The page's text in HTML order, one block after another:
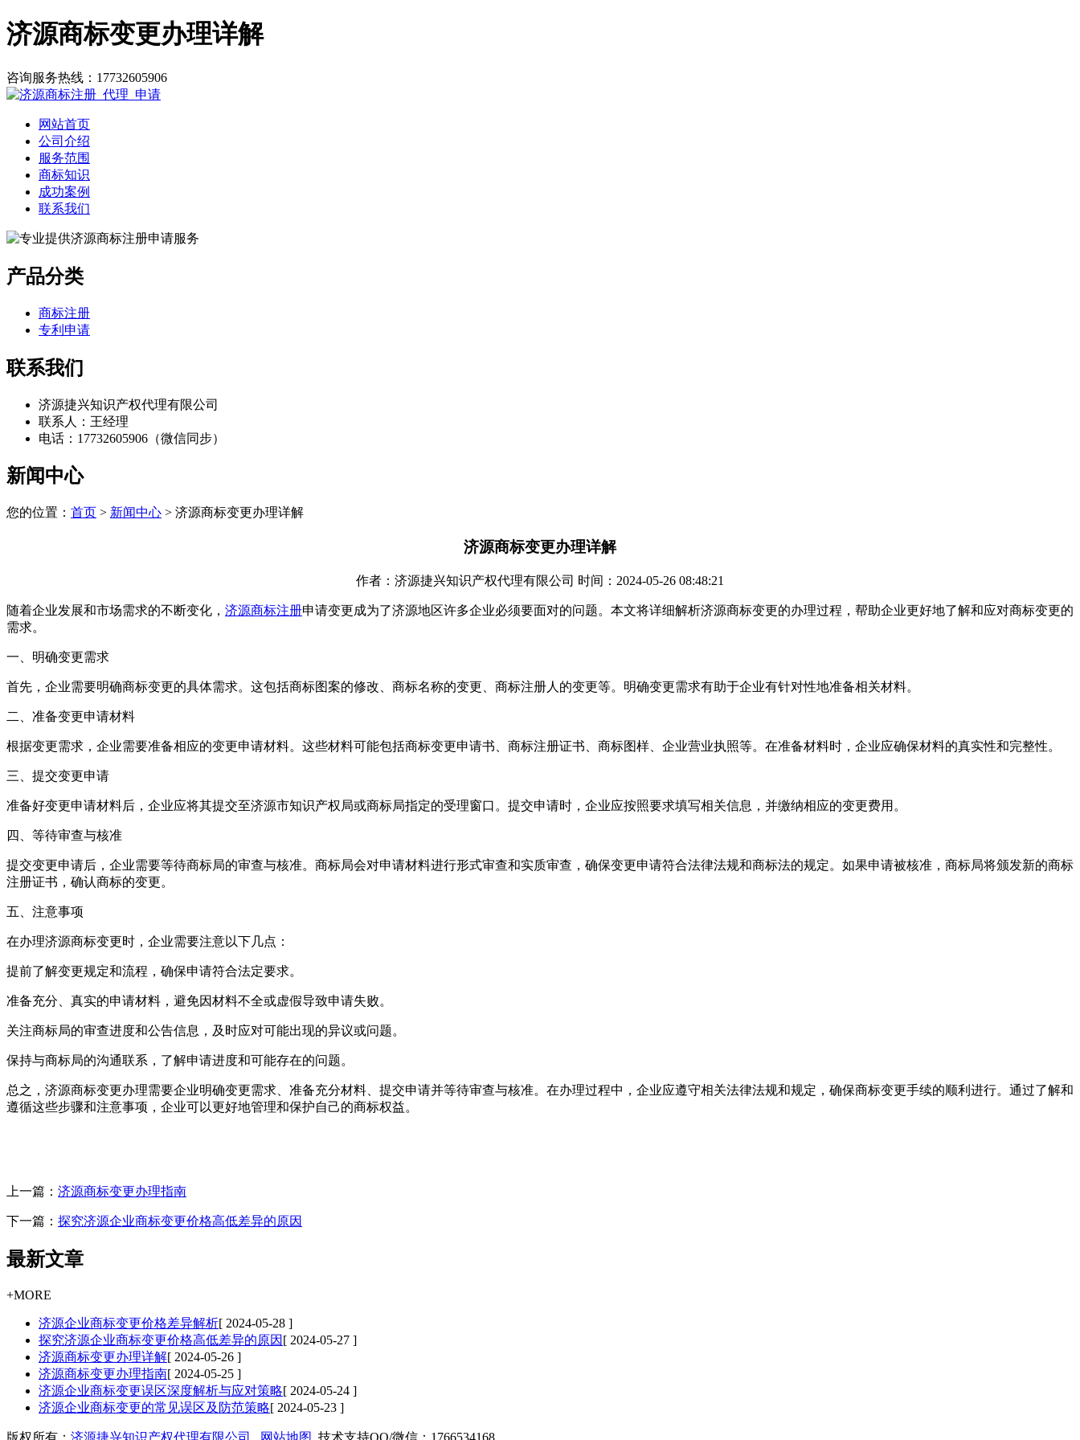
济源商标变更办理详解
咨询服务热线： 17732605906
网站首页
公司介绍
服务范围
商标知识
成功案例
联系我们
产品分类
商标注册
专利申请
联系我们
济源捷兴知识产权代理有限公司
联系人：王经理
电话：17732605906（微信同步）
新闻中心
您的位置： 首页 > 新闻中心 > 济源商标变更办理详解
济源商标变更办理详解
作者：济源捷兴知识产权代理有限公司 时间：2024-05-26 08:48:21
随着企业发展和市场需求的不断变化， 济源商标注册申请变更成为了济源地区许多企业必须要面对的问题。本文将详细解析济源商标变更的办理过程，帮助企业更好地了解和应对商标变更的
需求。
一、明确变更需求
首先，企业需要明确商标变更的具体需求。这包括商标图案的修改、商标名称的变更、商标注册人的变更等。明确变更需求有助于企业有针对性地准备相关材料。
二、准备变更申请材料
根据变更需求，企业需要准备相应的变更申请材料。这些材料可能包括商标变更申请书、商标注册证书、商标图样、企业营业执照等。在准备材料时，企业应确保材料的真实性和完整性。
三、提交变更申请
准备好变更申请材料后，企业应将其提交至济源市知识产权局或商标局指定的受理窗口。提交申请时，企业应按照要求填写相关信息，并缴纳相应的变更费用。
四、等待审查与核准
提交变更申请后，企业需要等待商标局的审查与核准。商标局会对申请材料进行形式审查和实质审查，确保变更申请符合法律法规和商标法的规定。如果申请被核准，商标局将颁发新的商标
注册证书，确认商标的变更。
五、注意事项
在办理济源商标变更时，企业需要注意以下几点：
提前了解变更规定和流程，确保申请符合法定要求。
准备充分、真实的申请材料，避免因材料不全或虚假导致申请失败。
关注商标局的审查进度和公告信息，及时应对可能出现的异议或问题。
保持与商标局的沟通联系，了解申请进度和可能存在的问题。
总之，济源商标变更办理需要企业明确变更需求、准备充分材料、提交申请并等待审查与核准。在办理过程中，企业应遵守相关法律法规和规定，确保商标变更手续的顺利进行。通过了解和
遵循这些步骤和注意事项，企业可以更好地管理和保护自己的商标权益。
上一篇： 济源商标变更办理指南
下一篇： 探究济源企业商标变更价格高低差异的原因
最新文章
+MORE
济源企业商标变更价格差异解析[ 2024-05-28 ]
探究济源企业商标变更价格高低差异的原因 [ 2024-05-27 ]
济源商标变更办理详解[ 2024-05-26 ]
济源商标变更办理指南[ 2024-05-25 ]
济源企业商标变更误区深度解析与应对策略[ 2024-05-24 ]
济源企业商标变更的常见误区及防范策略[ 2024-05-23 ]
版权所有： 济源捷兴知识产权代理有限公司 网站地图 技术支持QQ/微信：1766534168